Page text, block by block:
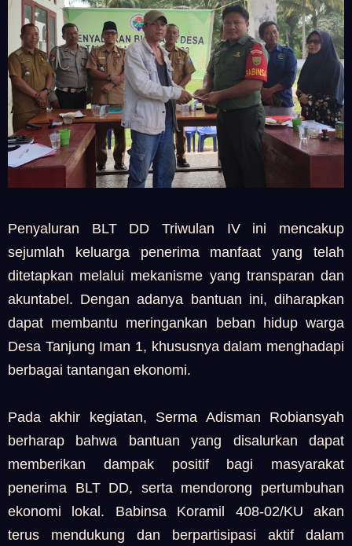
Penyaluran BLT DD Triwulan IV ini mencakup
sejumlah keluarga penerima manfaat yang telah
ditetapkan melalui mekanisme yang transparan dan
akuntabel. Dengan adanya bantuan ini, diharapkan
dapat membantu meringankan beban hidup warga
Desa Tanjung Iman 1, khususnya dalam menghadapi
berbagai tantangan ekonomi.
Pada akhir kegiatan, Serma Adisman Robiansyah
berharap bahwa bantuan yang disalurkan dapat
memberikan dampak positif bagi masyarakat
penerima BLT DD, serta mendorong pertumbuhan
ekonomi lokal. Babinsa Koramil 408-02/KU akan
terus mendukung dan berpartisipasi aktif dalam